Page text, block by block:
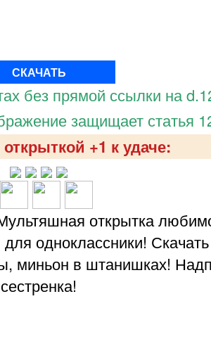
СКАЧАТЬ
без прямой ссылки на
защищает статья
+1 к удаче:
открытка
одноклассники!
миньон в штанишках!
сестренка!